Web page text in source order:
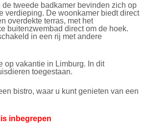
de tweede badkamer bevinden zich op
verdieping. De woonkamer biedt direct
overdekte terras, met het
buitenzwembad direct om de hoek.
in een rij met andere
op vakantie in Limburg. In dit
toegestaan.
bistro, waar u kunt genieten van een
inbegrepen